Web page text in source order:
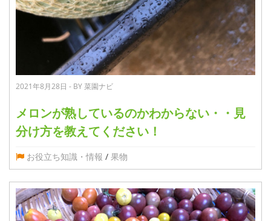
2021年8月28日 - BY 菜園ナビ
メロンが熟しているのかわからない・・見
分け方を教えてください！
お役立ち知識・情報 / 果物